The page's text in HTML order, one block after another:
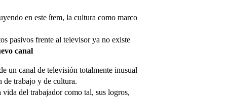
en este ítem, la cultura como marco
pasivos frente al televisor ya no existe
canal
un canal de televisión totalmente inusual
de trabajo y de cultura.
vida del trabajador como tal, sus logros,